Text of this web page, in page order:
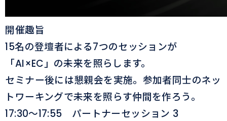
開催趣旨
15名の登壇者による7つのセッションが
「AI×EC」の未来を照らします。
セミナー後には懇親会を実施。参加者同士のネッ
トワーキングで未来を照らす仲間を作ろう。
17:30〜17:55 パートナーセッション 3